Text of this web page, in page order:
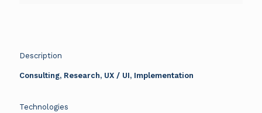
Description
Consulting, Research, UX / UI, Implementation
Technologies